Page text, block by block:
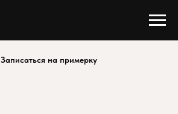
Записаться на примерку